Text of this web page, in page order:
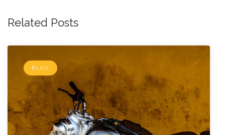
Related Posts
BLOG